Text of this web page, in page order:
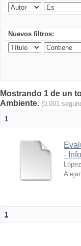
Nuevos filtros:
Mostrando 1 de un
Ambiente. (0.001
1
-
1